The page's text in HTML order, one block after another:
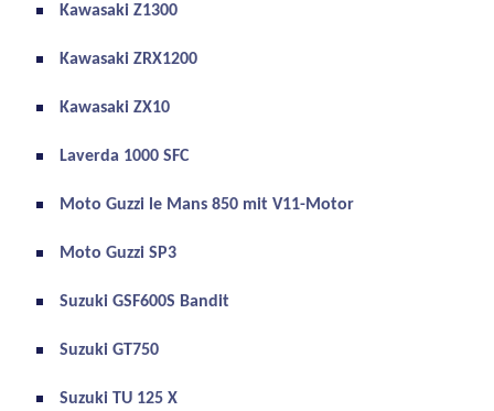
Kawasaki Z1300
Kawasaki ZRX1200
Kawasaki ZX10
Laverda 1000 SFC
Moto Guzzi le Mans 850 mit V11-Motor
Moto Guzzi SP3
Suzuki GSF600S Bandit
Suzuki GT750
Suzuki TU 125 X